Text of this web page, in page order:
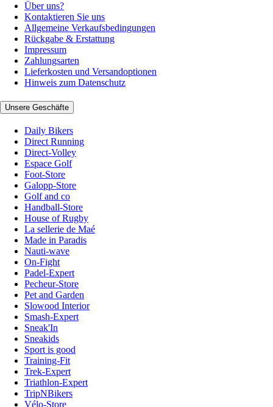
Über uns?
Kontaktieren Sie uns
Allgemeine Verkaufsbedingungen
Rückgabe & Erstattung
Impressum
Zahlungsarten
Lieferkosten und Versandoptionen
Hinweis zum Datenschutz
Unsere Geschäfte
Daily Bikers
Direct Running
Direct-Volley
Espace Golf
Foot-Store
Galopp-Store
Golf and co
Handball-Store
House of Rugby
La sellerie de Maé
Made in Paradis
Nauti-wave
On-Fight
Padel-Expert
Pecheur-Store
Pet and Garden
Slowood Interior
Smash-Expert
Sneak'In
Sneakids
Sport is good
Training-Fit
Trek-Expert
Triathlon-Expert
TripNBikers
Vélo-Store